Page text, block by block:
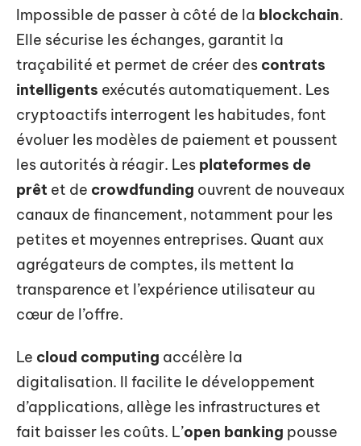
Impossible de passer à côté de la blockchain.
Elle sécurise les échanges, garantit la
traçabilité et permet de créer des contrats
intelligents exécutés automatiquement. Les
cryptoactifs interrogent les habitudes, font
évoluer les modèles de paiement et poussent
les autorités à réagir. Les plateformes de
prêt et de crowdfunding ouvrent de nouveaux
canaux de financement, notamment pour les
petites et moyennes entreprises. Quant aux
agrégateurs de comptes, ils mettent la
transparence et l’expérience utilisateur au
cœur de l’offre.
Le cloud computing accélère la
digitalisation. Il facilite le développement
d’applications, allège les infrastructures et
fait baisser les coûts. L’open banking pousse